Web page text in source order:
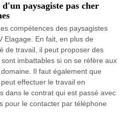
paysagiste pas cher
compétences des paysagistes
Elagage. En fait, en plus de
de travail, il peut proposer des
imbattables si on se réfère aux
Il faut également que
effectuer le travail en
dans le contrat qui est passé avec
pour le contacter par téléphone